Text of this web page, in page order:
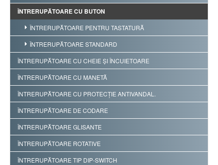
ÎNTRERUPĂTOARE CU BUTON
ÎNTRERUPĂTOARE PENTRU TASTATURĂ
ÎNTRERUPĂTOARE STANDARD
ÎNTRERUPĂTOARE CU CHEIE ŞI ÎNCUIETOARE
ÎNTRERUPĂTOARE CU MANETĂ
ÎNTRERUPĂTOARE CU PROTECŢIE ANTIVANDAL.
ÎNTRERUPĂTOARE DE CODARE
ÎNTRERUPĂTOARE GLISANTE
ÎNTRERUPĂTOARE ROTATIVE
ÎNTRERUPĂTOARE TIP DIP-SWITCH